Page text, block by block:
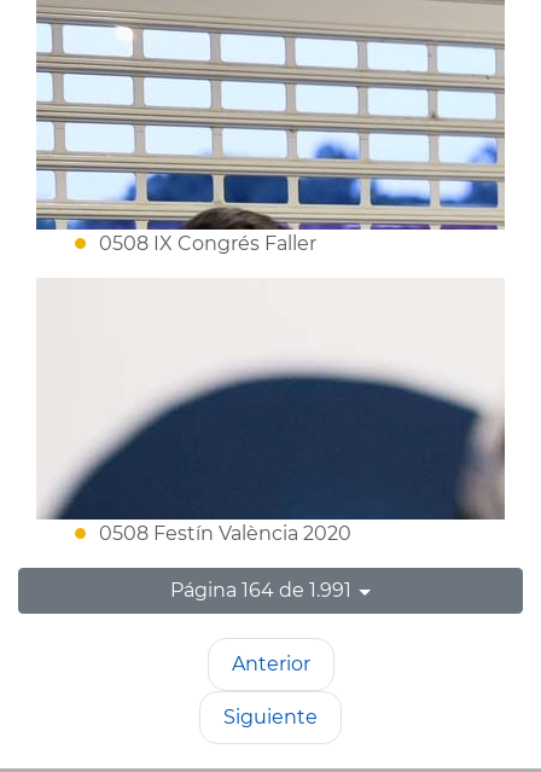
0508 IX Congrés Faller
0508 Festín València 2020
Página 164 de 1.991
Anterior
Siguiente